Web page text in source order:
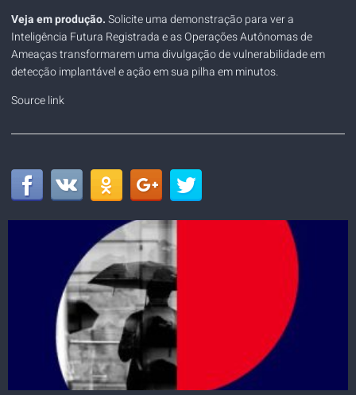
Veja em produção.Solicite uma demonstraçãopara ver a
Inteligência Futura Registrada e as Operações Autônomas de
Ameaças transformarem uma divulgação de vulnerabilidade em
detecção implantável e ação em sua pilha em minutos.
Source link